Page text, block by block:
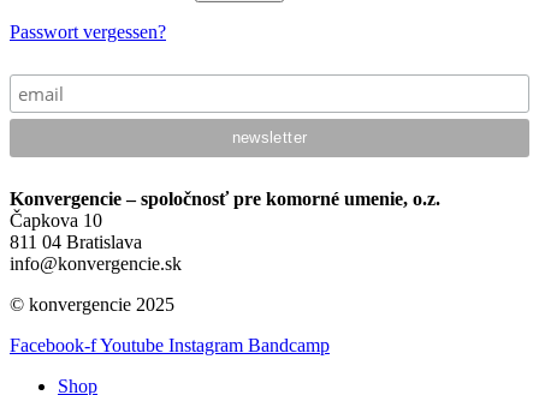
Passwort vergessen?
Konvergencie – spoločnosť pre komorné umenie, o.z.
Čapkova 10
811 04 Bratislava
info@konvergencie.sk
© konvergencie 2025
Facebook-fYoutube Instagram Bandcamp
Shop